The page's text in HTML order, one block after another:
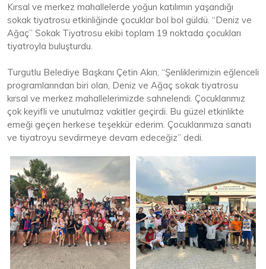
Kırsal ve merkez mahallelerde yoğun katılımın yaşandığı
sokak tiyatrosu etkinliğinde çocuklar bol bol güldü. “Deniz ve
Ağaç” Sokak Tiyatrosu ekibi toplam 19 noktada çocukları
tiyatroyla buluşturdu.
Turgutlu Belediye Başkanı Çetin Akın, “Şenliklerimizin eğlenceli
programlarından biri olan, Deniz ve Ağaç sokak tiyatrosu
kırsal ve merkez mahallelerimizde sahnelendi. Çocuklarımız
çok keyifli ve unutulmaz vakitler geçirdi. Bu güzel etkinlikte
emeği geçen herkese teşekkür ederim. Çocuklarımıza sanatı
ve tiyatroyu sevdirmeye devam edeceğiz” dedi.